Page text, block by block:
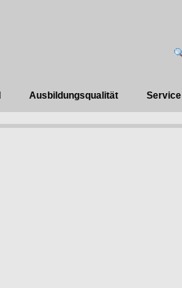
Ausbildungsqualität Service